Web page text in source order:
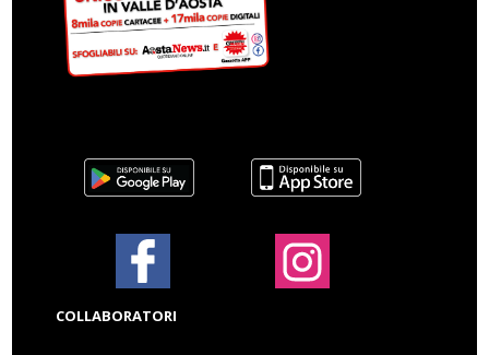
COLLABORATORI